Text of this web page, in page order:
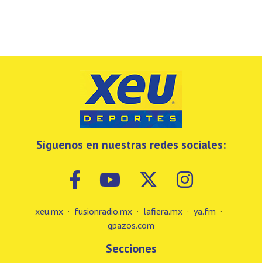
Síguenos en nuestras redes sociales:
xeu.mx · fusionradio.mx · lafiera.mx · ya.fm ·
gpazos.com
Secciones